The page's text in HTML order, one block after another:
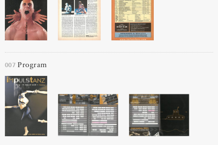
007Program